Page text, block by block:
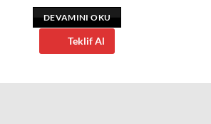
DEVAMINI OKU
Teklif Al